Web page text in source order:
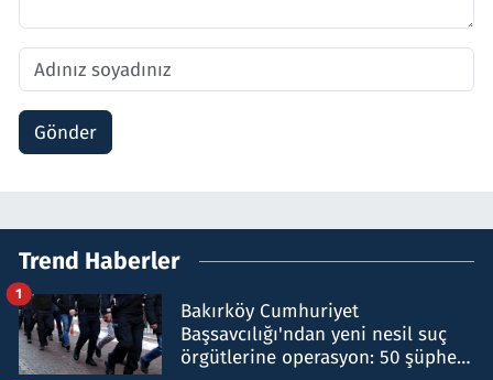
Gönder
Trend Haberler
Bakırköy Cumhuriyet
Başsavcılığı'ndan yeni nesil suç
örgütlerine operasyon: 50 şüpheli
1